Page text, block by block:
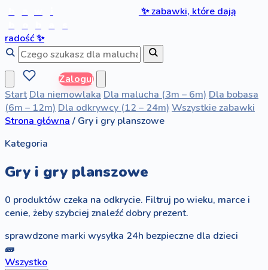
✨zabawki, które dają
radość✨
Zaloguj
Start Dla niemowlaka Dla malucha (3m – 6m) Dla bobasa
(6m – 12m) Dla odkrywcy (12 – 24m) Wszystkie zabawki
Strona główna / Gry i gry planszowe
Kategoria
Gry i gry planszowe
0 produktów czeka na odkrycie. Filtruj po wieku, marce i
cenie, żeby szybciej znaleźć dobry prezent.
sprawdzone marki wysyłka 24h bezpieczne dla dzieci
🧱
Wszystko